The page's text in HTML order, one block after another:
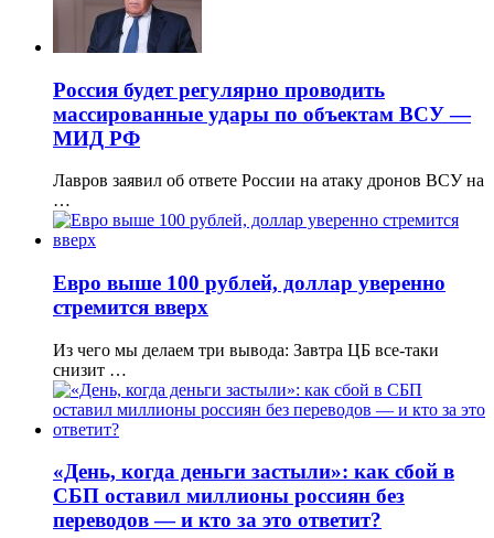
Россия будет регулярно проводить
массированные удары по объектам ВСУ —
МИД РФ
Лавров заявил об ответе России на атаку дронов ВСУ на
…
Евро выше 100 рублей, доллар уверенно
стремится вверх
Из чего мы делаем три вывода: Завтра ЦБ все-таки
снизит …
«День, когда деньги застыли»: как сбой в
СБП оставил миллионы россиян без
переводов — и кто за это ответит?